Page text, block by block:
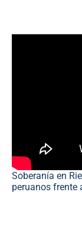
Soberanía en
peruanos frente